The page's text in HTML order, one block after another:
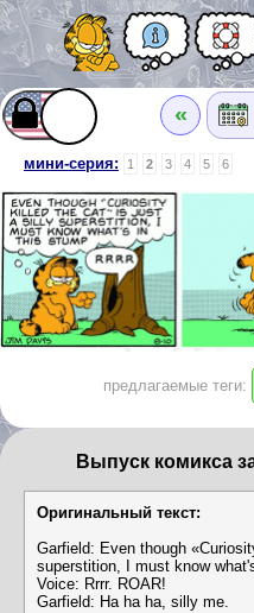
«
мини-серия: 1 2 3 4 5 6
предлагаемые теги:
Выпуск комикса
Оригинальный текст:
Garfield: Even though
superstition, I must know
Voice: Rrrr. ROAR!
Garfield: Ha ha ha, silly me.